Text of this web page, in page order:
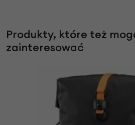
Produkty, które też
zainteresować